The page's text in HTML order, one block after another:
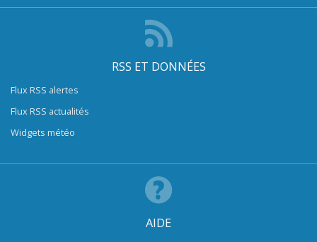
RSS ET DONNÉES
Flux RSS alertes
Flux RSS actualités
Widgets météo
AIDE